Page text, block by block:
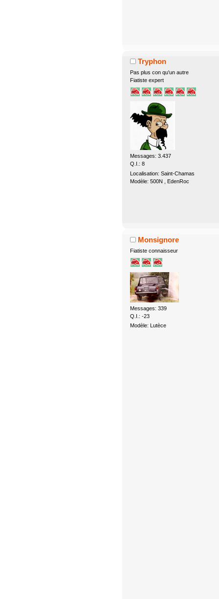
Tryphon
Pas plus con qu'un autre
Fiatiste expert
Messages: 3.437
Q.I.: 8
Localisation: Saint-Chamas
Modèle: 500N , EdenRoc
Monsignore
Fiatiste connaisseur
Messages: 339
Q.I.: -23
Modèle: Lutèce